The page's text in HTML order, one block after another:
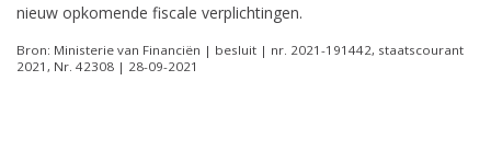
nieuw opkomende fiscale verplichtingen.
Bron: Ministerie van Financiën | besluit | nr. 2021-191442, staatscourant
2021, Nr. 42308 | 28-09-2021